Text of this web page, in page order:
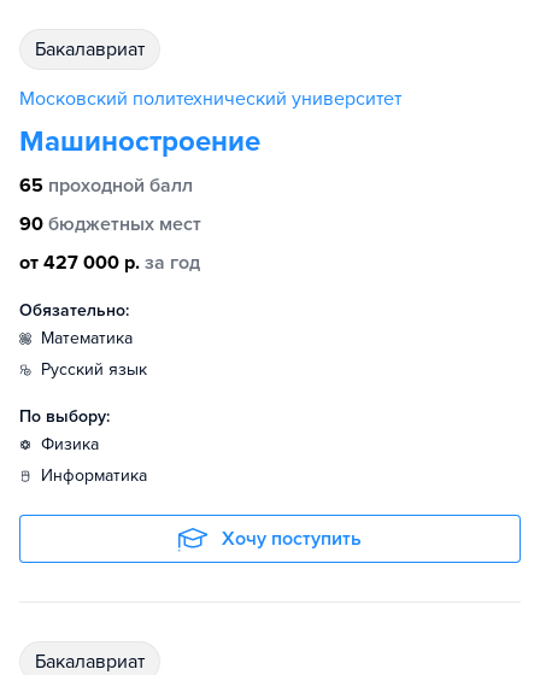
бакалавриат
Московский политехнический университет
Машиностроение
65 проходной балл
90 бюджетных мест
от 427 000 р. за год
Обязательно:
математика
русский язык
По выбору:
физика
информатика
Хочу поступить
бакалавриат